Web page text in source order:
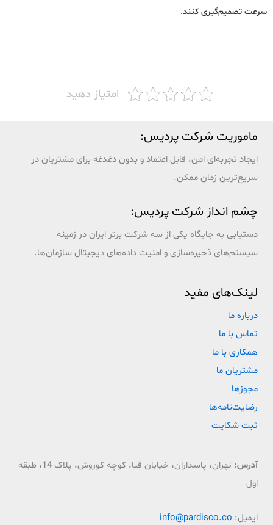
سرعت تصمیم‌گیری کنند.
امتیاز دهید
ماموریت شرکت پردیس:
ایجاد تجربه‌ای امن، قابل اعتماد و بدون دغدغه برای مشتریان در
سریع‌ترین زمان ممکن.
چشم انداز شرکت پردیس:
دستیابی به جایگاه یکی از سه شرکت برتر ایران در زمینه
سیستم‌های ذخیره‌سازی و امنیت داده‌های دیجیتال سازمان‌ها.
لینک‌های مفید
درباره ما
تماس با ما
همکاری با ما
مشتریان ما
مجوزها
رضایت‌نامه‌ها
ثبت شکایت
آدرس:
تهران، پاسداران، خیابان قبا، کوچه کوروش، پلاک 14، طبقه
اول
ایمیل: info@pardisco.co